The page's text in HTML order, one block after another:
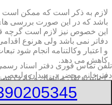
لازم به ذکر است که ممکن
باشد که در این صورت بررسی
این خصوص نیز لازم است گرچه
دفاتر نمی باشد ولی هرنوع
و اعتبار وکالتنامه انجام شود
کاهش می دهد.
۲-تائیدیه نقل و انتقال و کارت سبز (شناسنامه مالکیت)
برگ تائیدیه نقل و انتقال صادره
تلفن تماس فوری دفتر اسناد
دفترخانه,محضر در میدان ولیعصر